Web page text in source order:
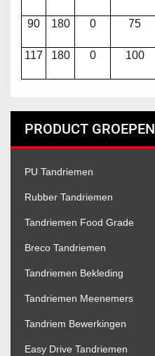
90 180 0 75
117 180 0 100
PRODUCT GROEPEN
PU Tandriemen
Rubber Tandriemen
Tandriemen Food Grade
Breco Tandriemen
Tandriemen Bekleding
Tandriemen Meenemers
Tandriem Bewerkingen
Easy Drive Tandriemen